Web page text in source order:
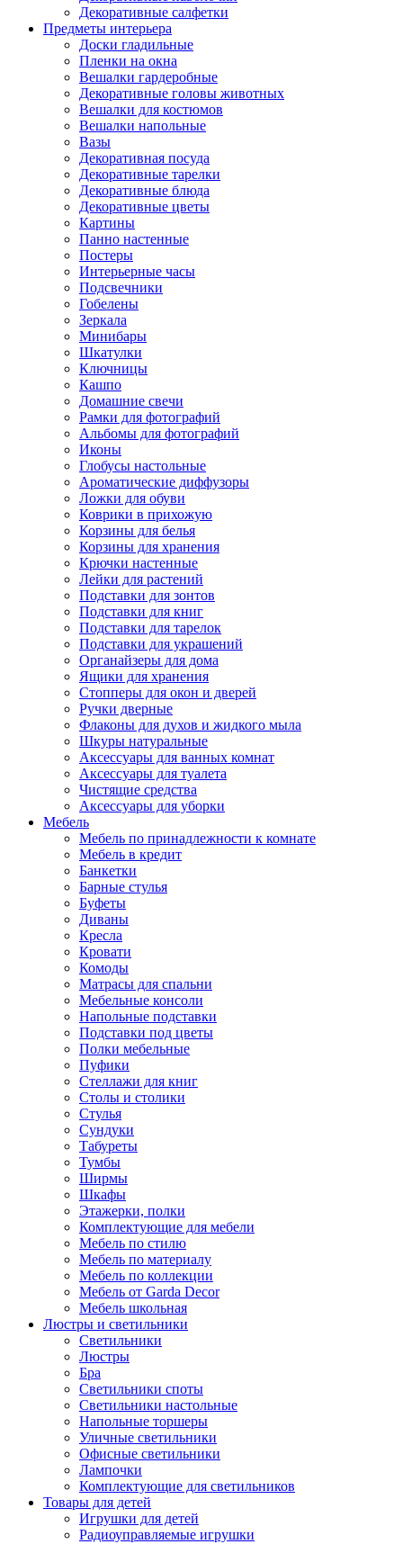
Декоративные салфетки
Предметы интерьера
Доски гладильные
Пленки на окна
Вешалки гардеробные
Декоративные головы животных
Вешалки для костюмов
Вешалки напольные
Вазы
Декоративная посуда
Декоративные тарелки
Декоративные блюда
Декоративные цветы
Картины
Панно настенные
Постеры
Интерьерные часы
Подсвечники
Гобелены
Зеркала
Минибары
Шкатулки
Ключницы
Кашпо
Домашние свечи
Рамки для фотографий
Альбомы для фотографий
Иконы
Глобусы настольные
Ароматические диффузоры
Ложки для обуви
Коврики в прихожую
Корзины для белья
Корзины для хранения
Крючки настенные
Лейки для растений
Подставки для зонтов
Подставки для книг
Подставки для тарелок
Подставки для украшений
Органайзеры для дома
Ящики для хранения
Стопперы для окон и дверей
Ручки дверные
Флаконы для духов и жидкого мыла
Шкуры натуральные
Аксессуары для ванных комнат
Аксессуары для туалета
Чистящие средства
Аксессуары для уборки
Мебель
Мебель по принадлежности к комнате
Мебель в кредит
Банкетки
Барные стулья
Буфеты
Диваны
Кресла
Кровати
Комоды
Матрасы для спальни
Мебельные консоли
Напольные подставки
Подставки под цветы
Полки мебельные
Пуфики
Стеллажи для книг
Столы и столики
Стулья
Сундуки
Табуреты
Тумбы
Ширмы
Шкафы
Этажерки, полки
Комплектующие для мебели
Мебель по стилю
Мебель по материалу
Мебель по коллекции
Мебель от Garda Decor
Мебель школьная
Люстры и светильники
Светильники
Люстры
Бра
Светильники споты
Светильники настольные
Напольные торшеры
Уличные светильники
Офисные светильники
Лампочки
Комплектующие для светильников
Товары для детей
Игрушки для детей
Радиоуправляемые игрушки